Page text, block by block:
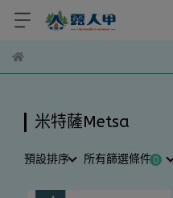
米特薩Metsa
預設排序 所有篩選條件